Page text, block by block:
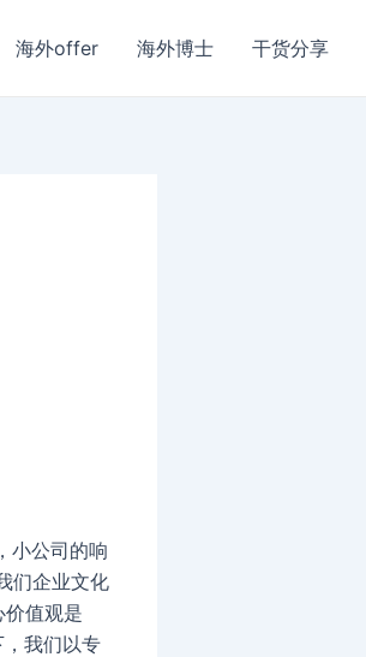
海外offer 海外博士 干货分享
小公司的响
们企业文化
值观是
，我们以专